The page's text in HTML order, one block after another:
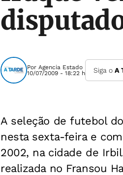
Por Agencia Estado
10/07/2009 - 18:22 h
Siga o A
A seleção de futebol
nesta sexta-feira e
2002, na cidade de
realizada no Fransou